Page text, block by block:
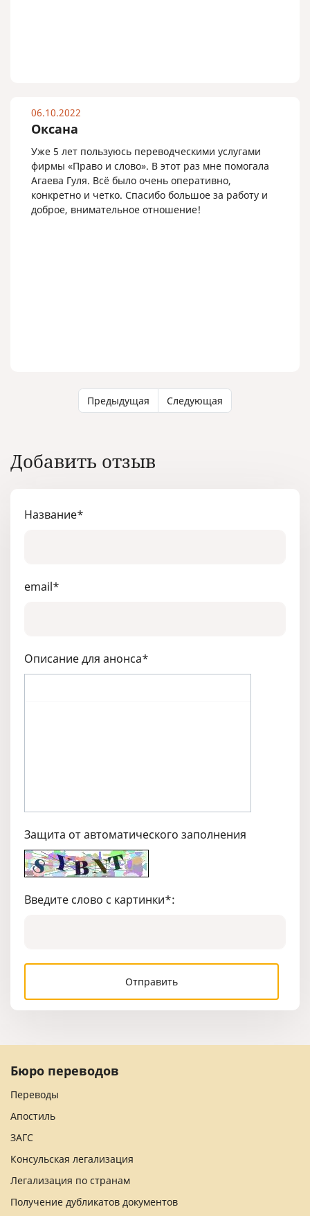
06.10.2022
Оксана
Уже 5 лет пользуюсь переводческими услугами
фирмы «Право и слово». В этот раз мне помогала
Агаева Гуля. Всё было очень оперативно,
конкретно и четко. Спасибо большое за работу и
доброе, внимательное отношение!
Предыдущая Следующая
Добавить отзыв
Название*
email*
Описание для анонса*
Защита от автоматического заполнения
Введите слово с картинки*:
Бюро переводов
Переводы
Апостиль
ЗАГС
Консульская легализация
Легализация по странам
Получение дубликатов документов